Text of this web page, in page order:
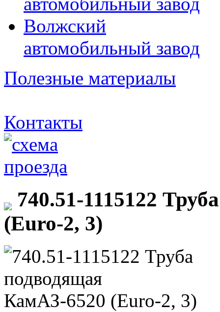
Волжский
автомобильный завод
Полезные материалы
Контакты
740.51-1115122
(Euro-2, 3)